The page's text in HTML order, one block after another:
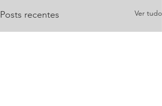
Posts recentes Ver tudo